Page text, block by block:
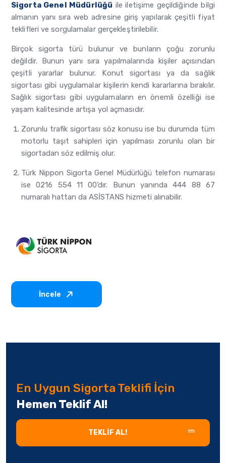
Sigorta Genel Müdürlüğü ile iletişime geçildiğinde bilgi
almanın yanı sıra web adresine giriş yapılarak çeşitli fiyat
teklifleri ve sorgulamalar gerçekleştirilebilir.
Birçok sigorta türü bulunur ve bunların çoğu zorunlu
değildir. Bunun yanı sıra yapılmalarında kişiler açısından
çeşitli yararlar bulunur. Konut sigortası ya da sağlık
sigortası gibi uygulamalar kişilerin kendi kararlarına bırakılır.
Sağlık sigortası gibi uygulamaların en önemli özelliği ise
yaşam kalitesinde artışa yol açmasıdır.
Zorunlu trafik sigortası söz konusu ise bu durumda tüm
motorlu taşıt sahipleri için yapılması zorunlu olan bir
sigortadan söz edilmiş olur.
Türk Nippon Sigorta Genel Müdürlüğü telefon numarası
ise 0216 554 11 00’dır. Bunun yanında 444 88 67
numaralı hattan da ASİSTANS hizmeti alınabilir.
İncele
En Uygun Sigorta Teklifi İçin
Hemen Teklif Al!
TEKLIF AL!